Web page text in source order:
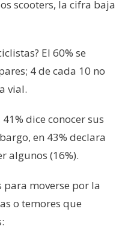
scooters, la cifra baja
El 60% se
4 de cada 10 no
vial.
dice conocer sus
en 43% declara
algunos (16%).
moverse por la
o temores que